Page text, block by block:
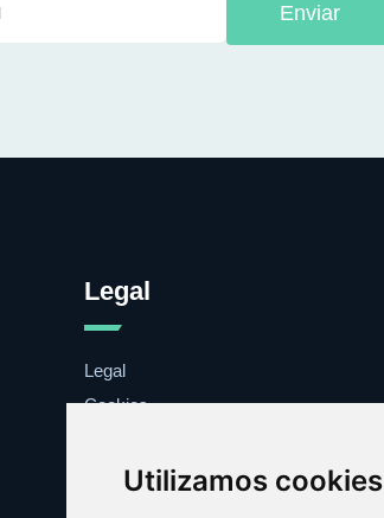
Utilizamos cookies
Enviar
Legal
Legal
Cookies